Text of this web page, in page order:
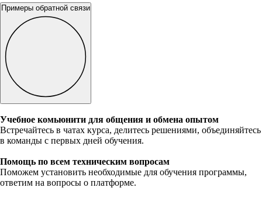
Примеры обратной связи
Учебное комьюнити для общения и обмена опытом
Встречайтесь в чатах курса, делитесь решениями, объединяйтесь
в команды с первых дней обучения.
Помощь по всем техническим вопросам
Поможем установить необходимые для обучения программы,
ответим на вопросы о платформе.